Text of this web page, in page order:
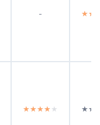
-
★★★★★
★★★★★